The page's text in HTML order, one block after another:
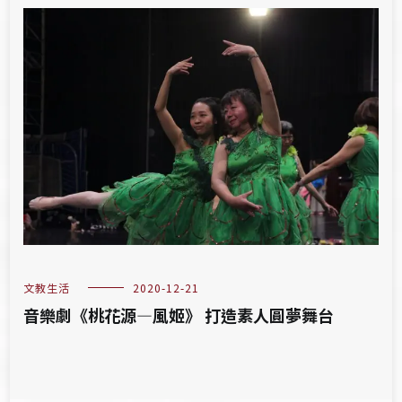
文教生活 2020-12-21
音樂劇《桃花源—風姬》 打造素人圓夢舞台